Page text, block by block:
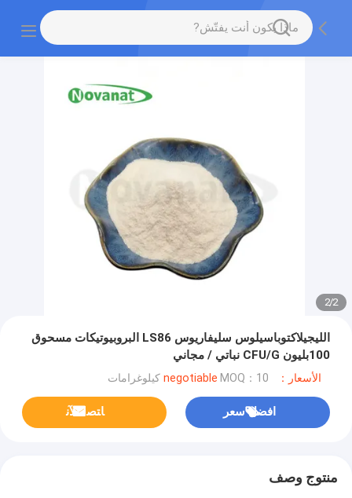
2
/
2
الليجيلاكتوباسيلوس سليفاريوس LS86 البروبيوتيكات مسحوق
100بليون CFU/G نباتي / مجاني
الأسعار：negotiable MOQ：10 كيلوغرامات
افضل سعر ﺎﺘﺼﻟ ﺍﻶﻧ
منتوج وصف